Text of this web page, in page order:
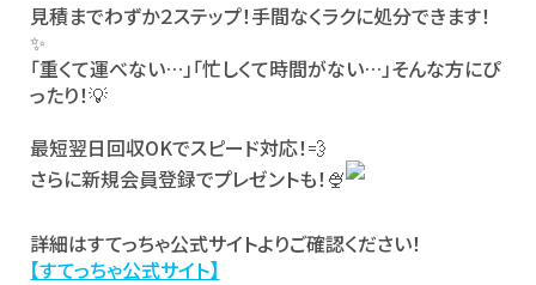
見積までわずか２ステップ！手間なくラクに処分できます！
✨
「重くて運べない…」「忙しくて時間がない…」そんな方にぴ
ったり！💡
最短翌日回収OKでスピード対応！💨
さらに新規会員登録でプレゼントも！🍨
詳細はすてっちゃ公式サイトよりご確認ください！
【すてっちゃ公式サイト】